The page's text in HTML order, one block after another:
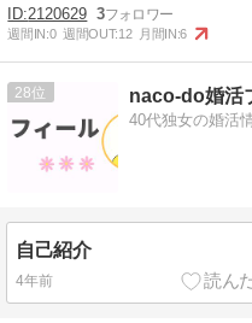
2120629 3
週間IN:0 週間OUT:12 月間IN:6
28
40代独女の婚活
自己紹介
4年前